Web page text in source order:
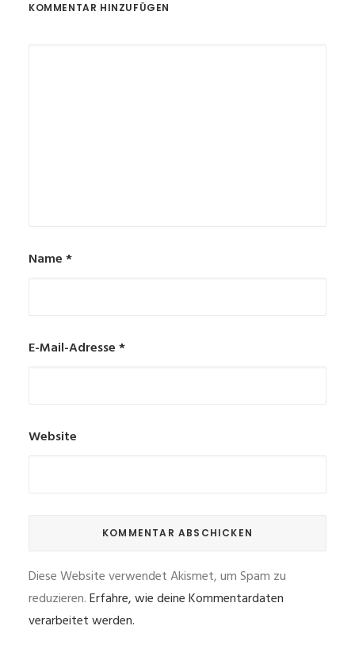
KOMMENTAR HINZUFÜGEN
Name*
E-Mail-Adresse*
Website
Diese Website verwendet Akismet, um Spam zu
reduzieren.Erfahre, wie deine Kommentardaten
verarbeitet werden.